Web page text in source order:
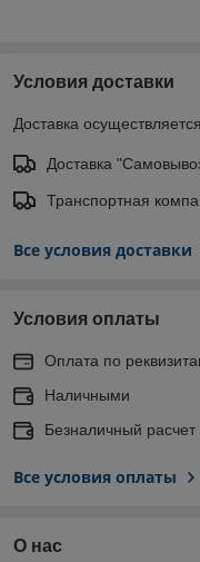
Условия доставки
Доставка
Доставка
Транспортная
Все условия доставки
Условия оплаты
Оплата по
Наличными
Безналичный расчет
Все условия оплаты
О нас